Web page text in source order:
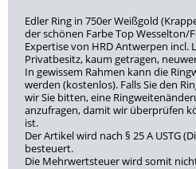
Edler Ring in 750er Weißgold
der schönen Farbe Top Wesselton/
Expertise von HRD Antwerpen incl.
Privatbesitz, kaum getragen,
In gewissem Rahmen kann die
werden (kostenlos). Falls Sie den
wir Sie bitten, eine
anzufragen, damit wir überprüfen
ist.
Der Artikel wird nach § 25 A USTG
besteuert.
Die Mehrwertsteuer wird somit